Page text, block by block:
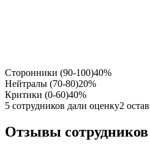
Сторонники (90-100)40%
Нейтралы (70-80)20%
Критики (0-60)40%
5 сотрудников дали оценку2
Отзывы сотрудников